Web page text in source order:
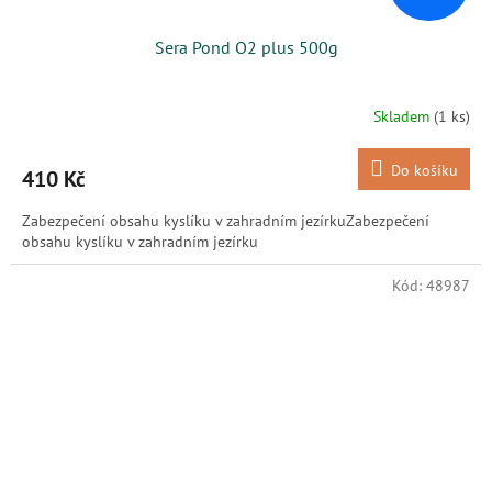
Sera Pond O2 plus 500g
Skladem (1 ks)
410 Kč Do košíku
Zabezpečení obsahu kyslíku v zahradním jezírkuZabezpečení
obsahu kyslíku v zahradním jezírku
Kód: 48987